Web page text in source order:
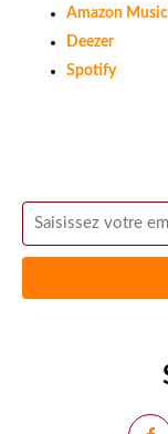
Amazon Music
Deezer
Spotify